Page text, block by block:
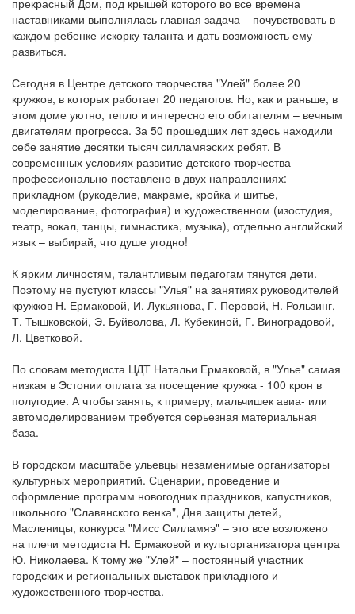
прекрасный Дом, под крышей которого во все времена
наставниками выполнялась главная задача – почувствовать в
каждом ребенке искорку таланта и дать возможность ему
развиться.
Сегодня в Центре детского творчества "Улей" более 20
кружков, в которых работает 20 педагогов. Но, как и раньше, в
этом доме уютно, тепло и интересно его обитателям – вечным
двигателям прогресса. За 50 прошедших лет здесь находили
себе занятие десятки тысяч силламяэских ребят. В
современных условиях развитие детского творчества
профессионально поставлено в двух направлениях:
прикладном (рукоделие, макраме, кройка и шитье,
моделирование, фотография) и художественном (изостудия,
театр, вокал, танцы, гимнастика, музыка), отдельно английский
язык – выбирай, что душе угодно!
К ярким личностям, талантливым педагогам тянутся дети.
Поэтому не пустуют классы "Улья" на занятиях руководителей
кружков Н. Ермаковой, И. Лукьянова, Г. Перовой, Н. Рользинг,
Т. Тышковской, Э. Буйволова, Л. Кубекиной, Г. Виноградовой,
Л. Цветковой.
По словам методиста ЦДТ Натальи Ермаковой, в "Улье" самая
низкая в Эстонии оплата за посещение кружка - 100 крон в
полугодие. А чтобы занять, к примеру, мальчишек авиа- или
автомоделированием требуется серьезная материальная
база.
В городском масштабе ульевцы незаменимые организаторы
культурных мероприятий. Сценарии, проведение и
оформление программ новогодних праздников, капустников,
школьного "Славянского венка", Дня защиты детей,
Масленицы, конкурса "Мисс Силламяэ" – это все возложено
на плечи методиста Н. Ермаковой и культорганизатора центра
Ю. Николаева. К тому же "Улей" – постоянный участник
городских и региональных выставок прикладного и
художественного творчества.